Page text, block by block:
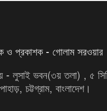
ও প্রকাশক - গোলাম সরওয়ার
- লুসাই ভবন(৩য় তলা) , ৫
চট্টগ্রাম, বাংলাদেশ।